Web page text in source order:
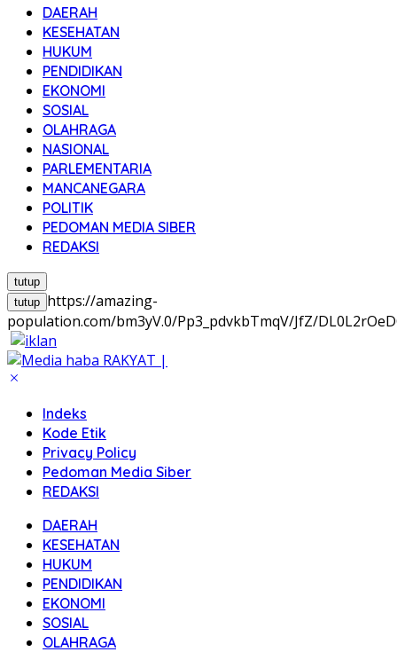
DAERAH
KESEHATAN
HUKUM
PENDIDIKAN
EKONOMI
SOSIAL
OLAHRAGA
NASIONAL
PARLEMENTARIA
MANCANEGARA
POLITIK
PEDOMAN MEDIA SIBER
REDAKSI
tutup
tutup https://amazing-
population.com/bm3yV.0/Pp3_pdvkbTmqV/JfZ/
Indeks
Kode Etik
Privacy Policy
Pedoman Media Siber
REDAKSI
DAERAH
KESEHATAN
HUKUM
PENDIDIKAN
EKONOMI
SOSIAL
OLAHRAGA